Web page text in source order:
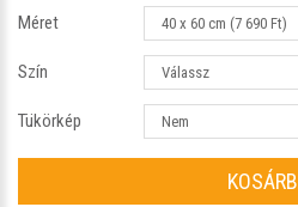
Méret
Szín
Tükörkép